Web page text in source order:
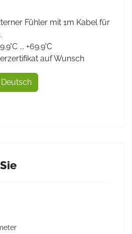
Fühler mit 1m Kabel für
... +69.9°C
auf Wunsch